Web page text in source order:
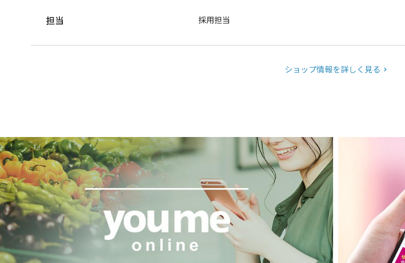
担当 採用担当
ショップ情報を詳しく見る